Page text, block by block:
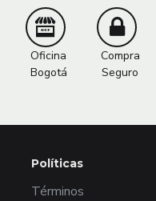
Oficina
Bogotá
Compra
Seguro
Políticas
Términos